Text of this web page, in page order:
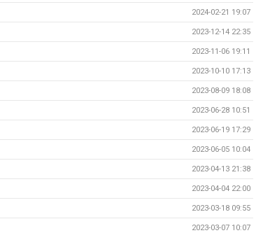
2024-02-21 19:07
2023-12-14 22:35
2023-11-06 19:11
2023-10-10 17:13
2023-08-09 18:08
2023-06-28 10:51
2023-06-19 17:29
2023-06-05 10:04
2023-04-13 21:38
2023-04-04 22:00
2023-03-18 09:55
2023-03-07 10:07